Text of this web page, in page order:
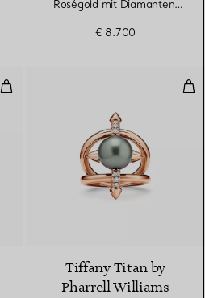
Roségold mit Diamanten,
€ 8.700
Zweireihiger Ring in Roségold
Tiffany Titan by
Pharrell Williams